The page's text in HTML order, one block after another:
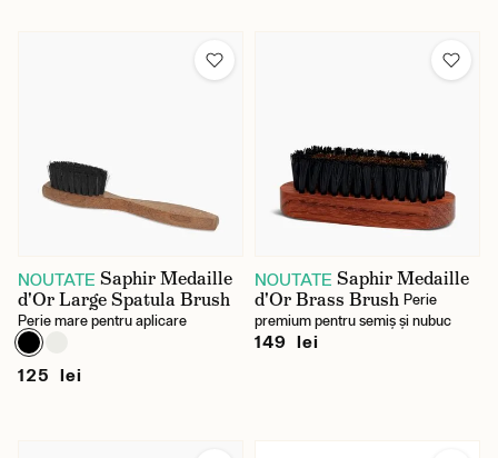
NOUTATE Saphir Medaille
d'Or Large Spatula Brush
Perie mare pentru aplicare
125 lei
NOUTATE Saphir Medaille
d'Or Brass Brush Perie
premium pentru semiș și nubuc
149 lei